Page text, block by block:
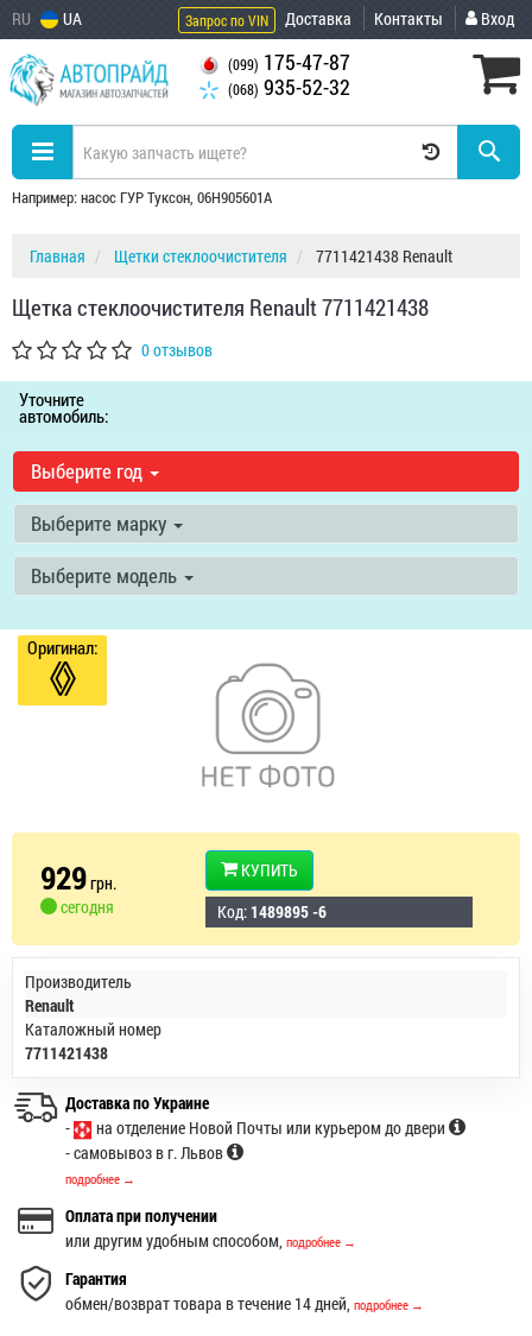
RU UA Запрос по VIN Доставка Контакты Вход
(099) 175-47-87
(068) 935-52-32
Например: насос ГУР Туксон, 06H905601A
Главная Щетки стеклоочистителя 7711421438 Renault
Щетка стеклоочистителя Renault 7711421438
0 отзывов
Уточните
автомобиль:
Выберите год
Выберите марку
Выберите модель
Оригинал:
929грн.
сегодня
КУПИТЬ
Код: 1489895 -6
Производитель
Renault
Каталожный номер
7711421438
Доставка по Украине
-
на отделение Новой Почты или курьером до двери
- самовывоз в г. Львов
подробнее →
Оплата при получении
или другим удобным способом, подробнее →
Гарантия
обмен/возврат товара в течение 14 дней, подробнее →